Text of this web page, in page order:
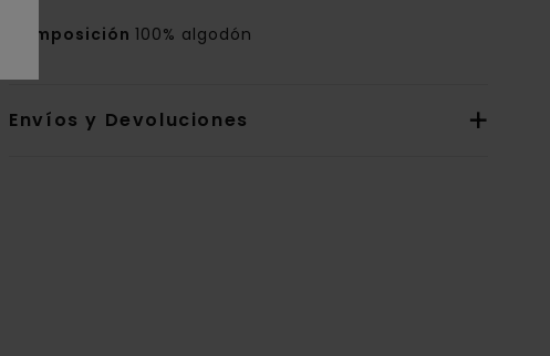
Composición100% algodón
Envíos y Devoluciones